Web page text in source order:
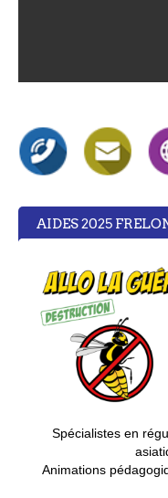
AIDES 2025
Spécialistes en
Animations